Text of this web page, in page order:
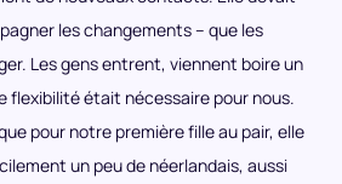
les changements – que les
Les gens entrent, viennent boire un
flexibilité était nécessaire pour nous.
pour notre première fille au pair, elle
un peu de néerlandais, aussi